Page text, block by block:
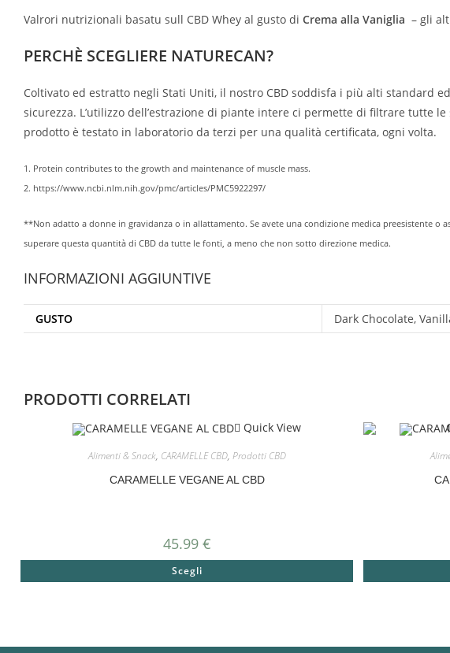
Valrori nutrizionali basatu sull CBD Whey al gusto di Crema alla Vaniglia – gli
PERCHÈ SCEGLIERE NATURECAN?
Coltivato ed estratto negli Stati Uniti, il nostro CBD soddisfa i più alti
sicurezza. L’utilizzo dell’estrazione di piante intere ci permette di filtrare tutte
prodotto è testato in laboratorio da terzi per una qualità certificata, ogni volta.
1. Protein contributes to the growth and maintenance of muscle mass.
2. https://www.ncbi.nlm.nih.gov/pmc/articles/PMC5922297/
**Non adatto a donne in gravidanza o in allattamento. Se avete una condizione medica preesistente o
superare questa quantità di CBD da tutte le fonti, a meno che non sotto direzione medica.
INFORMAZIONI AGGIUNTIVE
GUSTO Dark Chocolate,
PRODOTTI CORRELATI
Quick View
Alimenti & Snack, CARAMELLE CBD, Prodotti CBD
CARAMELLE VEGANE AL CBD
45.99 €
Scegli